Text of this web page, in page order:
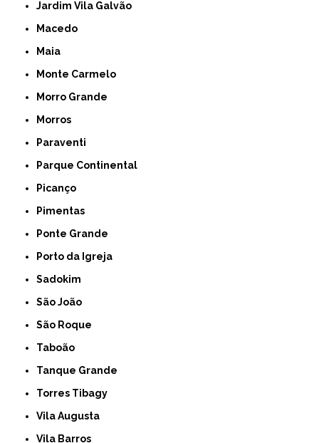
Jardim Vila Galvão
Macedo
Maia
Monte Carmelo
Morro Grande
Morros
Paraventi
Parque Continental
Picanço
Pimentas
Ponte Grande
Porto da Igreja
Sadokim
São João
São Roque
Taboão
Tanque Grande
Torres Tibagy
Vila Augusta
Vila Barros